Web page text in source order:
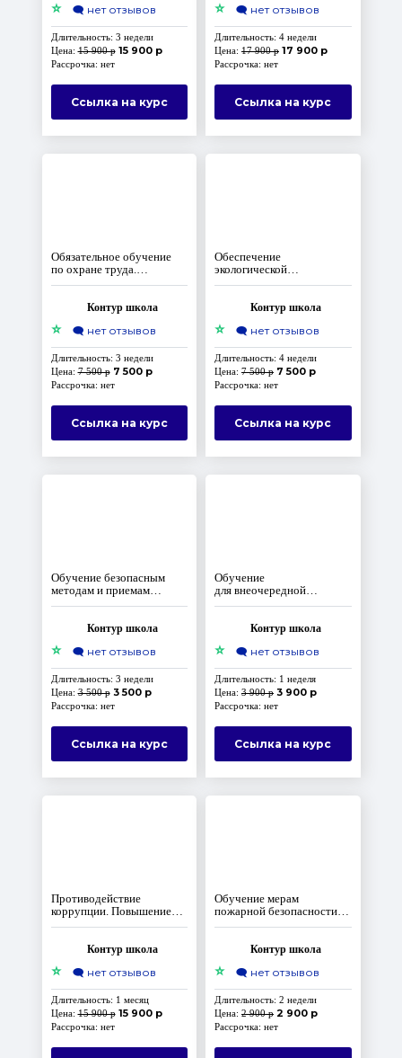
⭐ 🗨️ нет отзывов
Длительность: 3 недели
Цена:15 900 р 15 900 р
Рассрочка: нет
Ссылка на курс
⭐ 🗨️ нет отзывов
Длительность: 4 недели
Цена: 17 900 р 17 900 р
Рассрочка: нет
Ссылка на курс
Обязательное обучение
по охране труда.
Комплект‑максимум
Контур школа
⭐ 🗨️ нет отзывов
Длительность: 3 недели
Цена:7 500 р 7 500 р
Рассрочка: нет
Ссылка на курс
Обеспечение
экологической
безопасности при работах
с отходами I–IV классов
Контур школа
⭐ 🗨️ нет отзывов
Длительность: 4 недели
Цена: 7 500 р 7 500 р
Рассрочка: нет
Ссылка на курс
Обучение безопасным
методам и приемам
выполнения работ
3 группыКонтур школа
⭐ 🗨️ нет отзывов
Длительность: 3 недели
Цена:3 500 р 3 500 р
Рассрочка: нет
Ссылка на курс
Обучение
для внеочередной
проверки знаний
Контур школа
⭐ 🗨️ нет отзывов
Длительность: 1 неделя
Цена: 3 900 р 3 900 р
Рассрочка: нет
Ссылка на курс
Противодействие
коррупции. Повышение
квалификации
Контур школа
⭐ 🗨️ нет отзывов
Длительность: 1 месяц
Цена:15 900 р 15 900 р
Рассрочка: нет
Обучение мерам
пожарной безопасности
для лиц, ответственных
противопожарного
Контур школа
⭐ 🗨️ нет отзывов
Длительность: 2 недели
Цена: 2 900 р 2 900 р
Рассрочка: нет